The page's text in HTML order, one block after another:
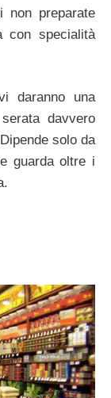
non preparate
con specialità
daranno una
davvero
solo da
guarda oltre i